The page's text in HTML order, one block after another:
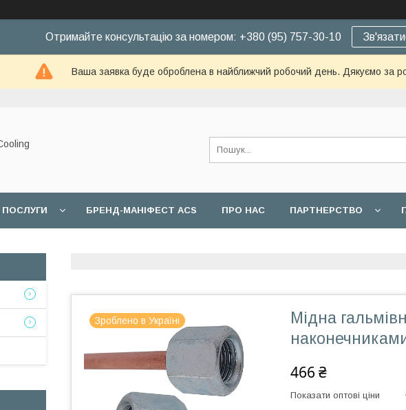
Отримайте консультацію за номером: +380 (95) 757-30-10
Ваша заявка буде оброблена в найближчий робочий день. Дякуємо за
ПОСЛУГИ БРЕНД-МАНІФЕСТ ACS ПРО НАС ПАРТНЕРСТВО
Зроблено в Україні
Мідна
466 ₴
Показати оптові ціни